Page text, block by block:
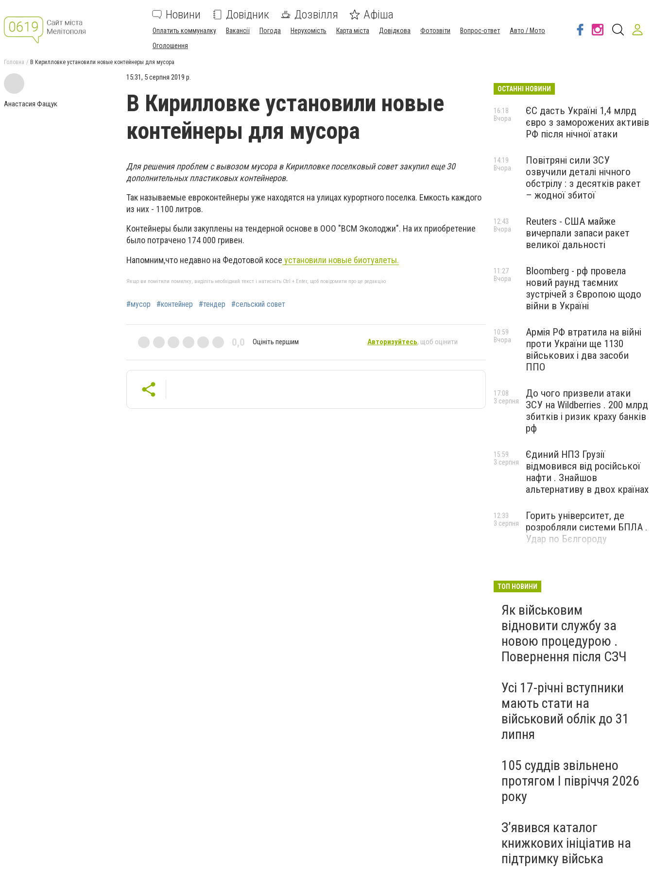
Новини Довідник Дозвілля Афіша
Оплатить коммуналку Вакансії Погода Нерухомість Карта міста Довідкова Фотозвіти Вопрос-ответ
Авто / Мото
Оголошення
Головна В Кирилловке установили новые контейнеры для мусора
Анастасия Фащук
15:31, 5 серпня 2019 р.
В Кирилловке установили новые
контейнеры для мусора
Для решения проблем с вывозом мусора в Кирилловке поселковый совет закупил еще 30
дополнительных пластиковых контейнеров.
Так называемые евроконтейнеры уже находятся на улицах курортного поселка. Емкость каждого
из них - 1100 литров.
Контейнеры были закуплены на тендерной основе в ООО "ВСМ Эколоджи". На их приобретение
было потрачено 174 000 гривен.
Напомним,что недавно на Федотовой косе установили новые биотуалеты.
Якщо ви помітили помилку, виділіть необхідний текст і натисніть Ctrl + Enter, щоб повідомити про це редакцію
#мусор #контейнер #тендер #сельский совет
0,0 Оцініть першим Авторизуйтесь, щоб оцінити
ОСТАННІ НОВИНИ
ЄС дасть Україні 1,4 млрд
євро з заморожених активів
РФ після нічної атаки
16:18
Вчора
Повітряні сили ЗСУ
озвучили деталі нічного
обстрілу : з десятків ракет
– жодної збитої
14:19
Вчора
Reuters - США майже
вичерпали запаси ракет
великої дальності
12:43
Вчора
Bloomberg - рф провела
новий раунд таємних
зустрічей з Європою щодо
війни в Україні
11:27
Вчора
Армія РФ втратила на війні
проти України ще 1130
військових і два засоби
ППО
10:59
Вчора
До чого призвели атаки
ЗСУ на Wildberries . 200 млрд
збитків і ризик краху банків
рф
17:08
3 серпня
Єдиний НПЗ Грузії
відмовився від російської
нафти . Знайшов
альтернативу в двох країнах
15:59
3 серпня
Горить університет, де
розробляли системи БПЛА .
Удар по Бєлгороду
12:33
3 серпня
ТОП НОВИНИ
Як військовим
відновити службу за
новою процедурою .
Повернення після СЗЧ
Усі 17-річні вступники
мають стати на
військовий облік до 31
липня
105 суддів звільнено
протягом I півріччя 2026
року
З’явився каталог
книжкових ініціатив на
підтримку війська